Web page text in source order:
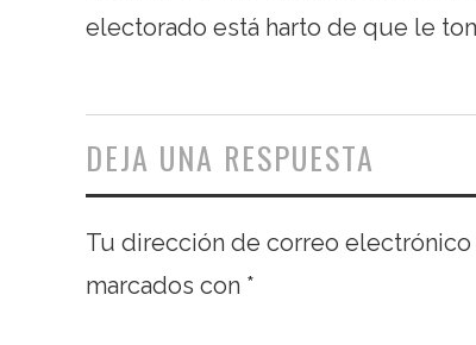
electorado está harto de que le
DEJA UNA RESPUESTA
Tu dirección de correo electrónico
marcados con *